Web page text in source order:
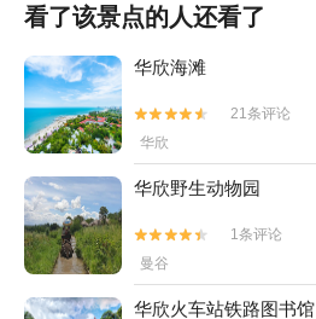
看了该景点的人还看了
华欣海滩


21条评论
华欣
华欣野生动物园


1条评论
曼谷
华欣火车站铁路图书馆